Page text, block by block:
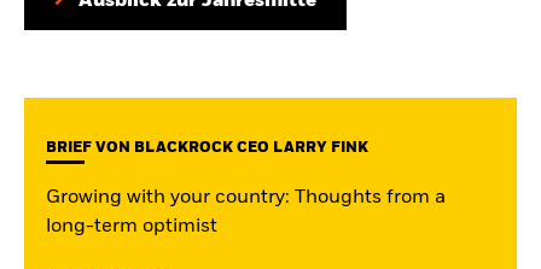
BRIEF VON BLACKROCK CEO LARRY FINK
Growing with your country: Thoughts from a
long-term optimist